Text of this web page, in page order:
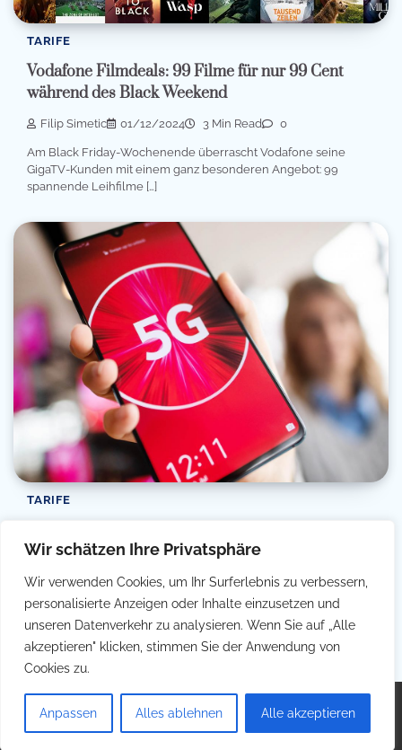
Wir schätzen Ihre Privatsphäre
Wir verwenden Cookies, um Ihr Surferlebnis zu verbessern,
personalisierte Anzeigen oder Inhalte einzusetzen und
unseren Datenverkehr zu analysieren. Wenn Sie auf „Alle
akzeptieren" klicken, stimmen Sie der Anwendung von
Cookies zu.
Anpassen Alles ablehnen Alle akzeptieren
TARIFE
Vodafone Filmdeals: 99 Filme für nur 99 Cent
während des Black Weekend
Filip Simetic 01/12/2024 3 Min Read 0
Am Black Friday-Wochenende überrascht Vodafone seine
GigaTV-Kunden mit einem ganz besonderen Angebot: 99
spannende Leihfilme […]
TARIFE
Möglichkeit!
Filip Simetic 15/03/2023 6 Min Read 0
In einer immer stärker vernetzten Welt sind wir es gewohnt,
überall und jederzeit Zugang zum […]
Copyright © 2026 Telefontarife
Theme: Popular Blog By
Adore Themes.